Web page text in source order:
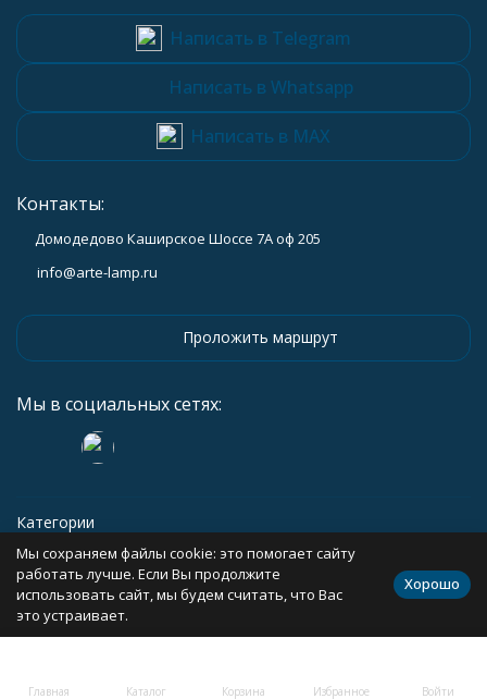
Главная Каталог Корзина Избранное Войти
Написать в Telegram
Написать в Whatsapp
Написать в MAX
Контакты:
Домодедово Каширское Шоссе 7А оф 205
info@arte-lamp.ru
Проложить маршрут
Мы в социальных сетях:
Категории
Информация
Политика персональных данных Карта сайта
Мы сохраняем файлы cookie: это помогает сайту
работать лучше. Если Вы продолжите
использовать сайт, мы будем считать, что Вас
это устраивает.
Хорошо